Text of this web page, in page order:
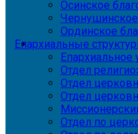
Осинское
Чернушинское
Ординское
Епархиальные
Епархиальное
Отдел
Отдел
Отдел
Отдел по